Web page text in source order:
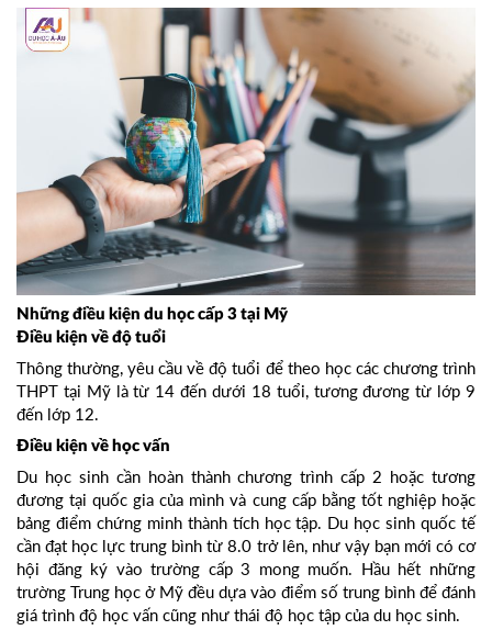
Những điều kiện du học cấp 3 tại Mỹ
Điều kiện về độ tuổi
Thông thường, yêu cầu về độ tuổi để theo học các chương trình
THPT tại Mỹ là từ 14 đến dưới 18 tuổi, tương đương từ lớp 9
đến lớp 12.
Điều kiện về học vấn
Du học sinh cần hoàn thành chương trình cấp 2 hoặc tương
đương tại quốc gia của mình và cung cấp bằng tốt nghiệp hoặc
bảng điểm chứng minh thành tích học tập. Du học sinh quốc tế
cần đạt học lực trung bình từ 8.0 trở lên, như vậy bạn mới có cơ
hội đăng ký vào trường cấp 3 mong muốn. Hầu hết những
trường Trung học ở Mỹ đều dựa vào điểm số trung bình để đánh
giá trình độ học vấn cũng như thái độ học tập của du học sinh.